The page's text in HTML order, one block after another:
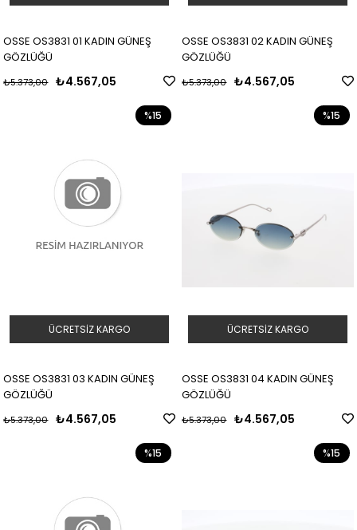
OSSE OS3831 01 KADIN GÜNEŞ
GÖZLÜĞÜ
₺4.567,05
₺5.373,00
OSSE OS3831 02 KADIN GÜNEŞ
GÖZLÜĞÜ
₺4.567,05
₺5.373,00
OSSE OS3831 03 KADIN GÜNEŞ
GÖZLÜĞÜ
₺4.567,05
₺5.373,00
%15
ÜCRETSIZ KARGO
OSSE OS3831 04 KADIN GÜNEŞ
GÖZLÜĞÜ
₺4.567,05
₺5.373,00
%15
ÜCRETSIZ KARGO
%15 %15